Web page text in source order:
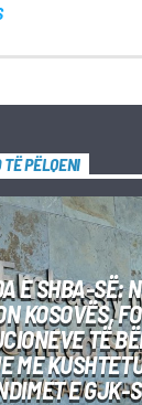
PËLQENI
E SHBA-SË:
KOSOVËS,
TË
ME
E GJK-